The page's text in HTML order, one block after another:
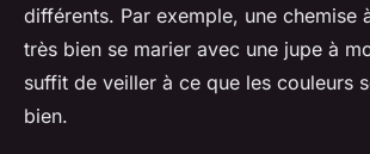
différents. Par exemple, une chemise
très bien se marier avec une jupe à
suffit de veiller à ce que les couleurs
bien.